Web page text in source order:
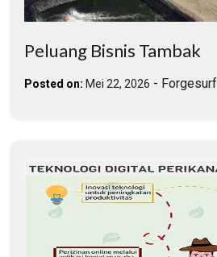
Peluang Bisnis Tambak
Posted on: Mei 22, 2026 - Forgesurf